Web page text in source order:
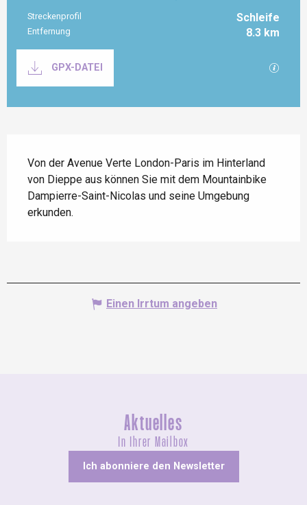
Streckenprofil Schleife
Entfernung 8.3 km
GPX-DATEI Mit
Von der Avenue Verte London-Paris im Hinterland
von Dieppe aus können Sie mit dem Mountainbike
Dampierre-Saint-Nicolas und seine Umgebung
erkunden.
Einen Irrtum angeben
Aktuelles
In Ihrer Mailbox
Ich abonniere den Newsletter